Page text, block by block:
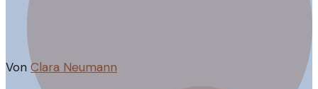
Von Clara Neumann